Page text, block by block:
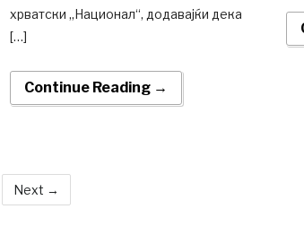
хрватски „Национал“, додавајќи дека
[…]
Continue Reading →
Next →